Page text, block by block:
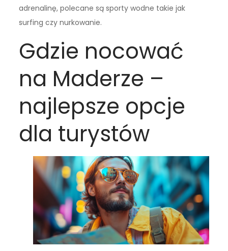
adrenalinę, polecane są sporty wodne takie jak
surfing czy nurkowanie.
Gdzie nocować
na Maderze –
najlepsze opcje
dla turystów